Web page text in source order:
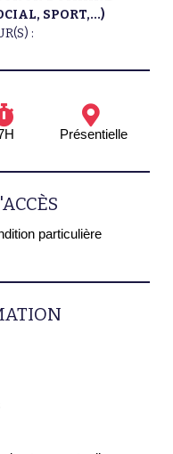
SPORT,...)
:
Présentielle
particulière